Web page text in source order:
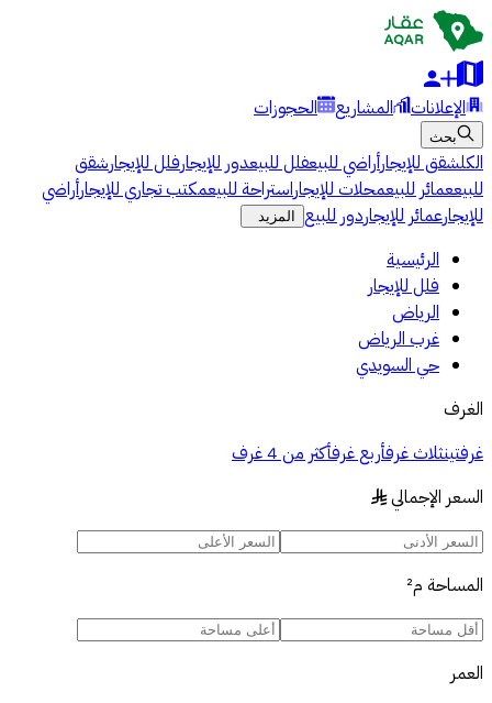
الإعلانات المشاريع الحجوزات
بحث
الكلشقق للإيجارأراضي للبيعفلل للبيعدور للإيجارفلل للإيجارشقق
للبيععمائر للبيعمحلات للإيجاراستراحة للبيعمكتب تجاري للإيجارأراضي
للإيجارعمائر للإيجاردور للبيع المزيد
الرئيسية
فلل للإيجار
الرياض
غرب الرياض
حي السويدي
الغرف
غرفتينثلاث غرفأربع غرفأكثر من 4 غرف
السعر الإجمالي §
المساحة م²
العمر